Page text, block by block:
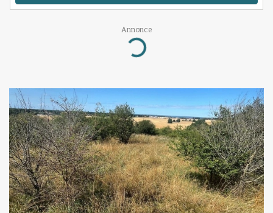
Annonce
Loading...